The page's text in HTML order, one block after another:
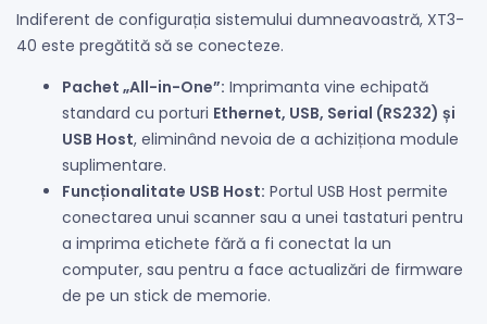
Indiferent de configurația sistemului dumneavoastră, XT3-
40 este pregătită să se conecteze.
Pachet „All-in-One”: Imprimanta vine echipată
standard cu porturi Ethernet, USB, Serial (RS232) și
USB Host, eliminând nevoia de a achiziționa module
suplimentare.
Funcționalitate USB Host: Portul USB Host permite
conectarea unui scanner sau a unei tastaturi pentru
a imprima etichete fără a fi conectat la un
computer, sau pentru a face actualizări de firmware
de pe un stick de memorie.